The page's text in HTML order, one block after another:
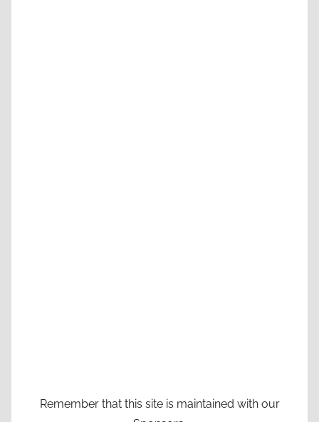
Remember that this site is maintained with our